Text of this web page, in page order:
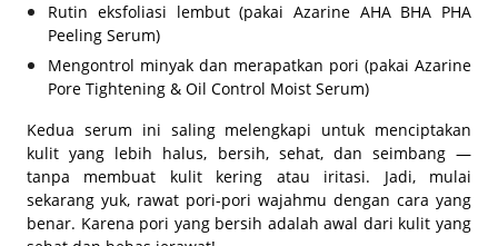
Rutin eksfoliasi lembut (pakai Azarine AHA BHA PHA
Peeling Serum)
Mengontrol minyak dan merapatkan pori (pakai Azarine
Pore Tightening & Oil Control Moist Serum)
Kedua serum ini saling melengkapi untuk menciptakan
kulit yang lebih halus, bersih, sehat, dan seimbang —
tanpa membuat kulit kering atau iritasi. Jadi, mulai
sekarang yuk, rawat pori-pori wajahmu dengan cara yang
benar. Karena pori yang bersih adalah awal dari kulit yang